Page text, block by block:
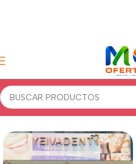
Inicio Belleza